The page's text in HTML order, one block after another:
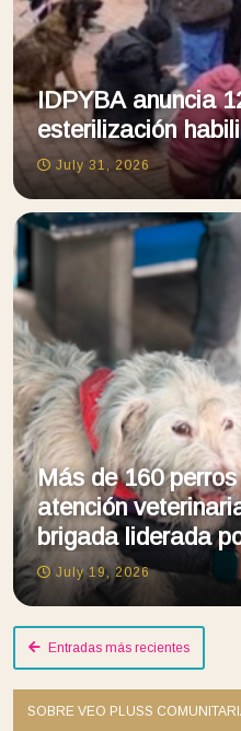
IDPYBA anuncia
esterilización
July 31, 2026
Más de 160
atención
brigada liderada
de Fontibón
July 19, 2026
Entradas más recientes
SOBRE VEO PLUSS